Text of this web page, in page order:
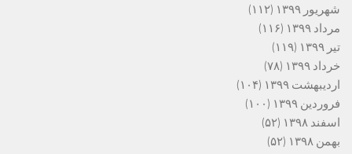
شهریور ۱۳۹۹
(۱۱۲)
مرداد ۱۳۹۹
(۱۱۶)
تیر ۱۳۹۹
(۱۱۹)
خرداد ۱۳۹۹
(۷۸)
اردیبهشت ۱۳۹۹
(۱۰۴)
فروردین ۱۳۹۹
(۱۰۰)
اسفند ۱۳۹۸
(۵۲)
بهمن ۱۳۹۸
(۵۲)